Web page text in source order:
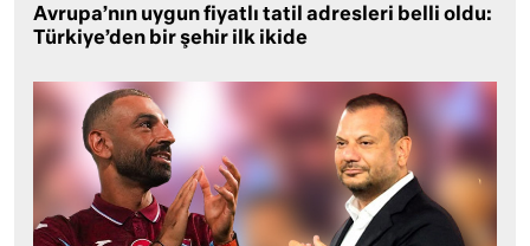
Avrupa’nın uygun fiyatlı tatil adresleri belli oldu:
Türkiye’den bir şehir ilk ikide